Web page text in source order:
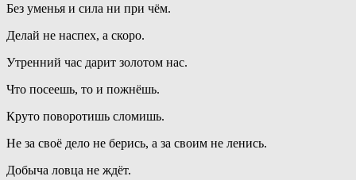
Без уменья и сила ни при чём.
Делай не наспех, а скоро.
Утренний час дарит золотом нас.
Что посеешь, то и пожнёшь.
Круто поворотишь сломишь.
Не за своё дело не берись, а за своим не ленись.
Добыча ловца не ждёт.